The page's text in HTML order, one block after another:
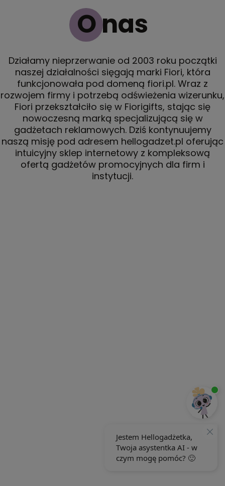
O nas
Działamy nieprzerwanie od 2003 roku początki
naszej działalności sięgają marki Fiori, która
funkcjonowała pod domeną fiori.pl. Wraz z
rozwojem firmy i potrzebą odświeżenia wizerunku,
Fiori przekształciło się w Fiorigifts, stając się
nowoczesną marką specjalizującą się w
gadżetach reklamowych. Dziś kontynuujemy
naszą misję pod adresem hellogadzet.pl oferując
intuicyjny sklep internetowy z kompleksową
ofertą gadżetów promocyjnych dla firm i
instytucji.